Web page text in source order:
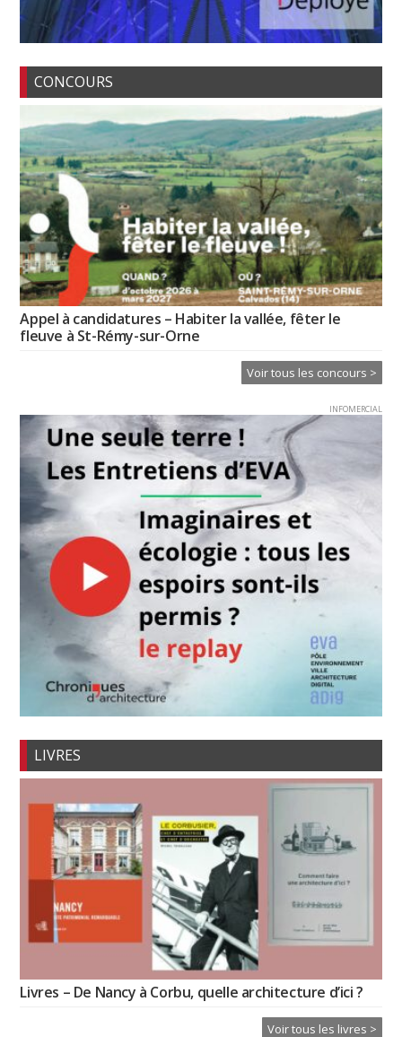
CONCOURS
Appel à candidatures – Habiter la vallée, fêter le
fleuve à St-Rémy-sur-Orne
Voir tous les concours >
INFOMERCIAL
LIVRES
Livres – De Nancy à Corbu, quelle architecture d’ici ?
Voir tous les livres >